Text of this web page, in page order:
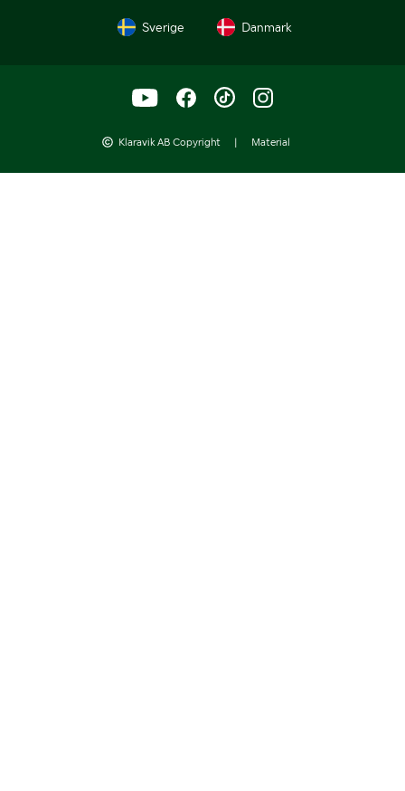
Sverige Danmark
Klaravik AB Copyright | Material